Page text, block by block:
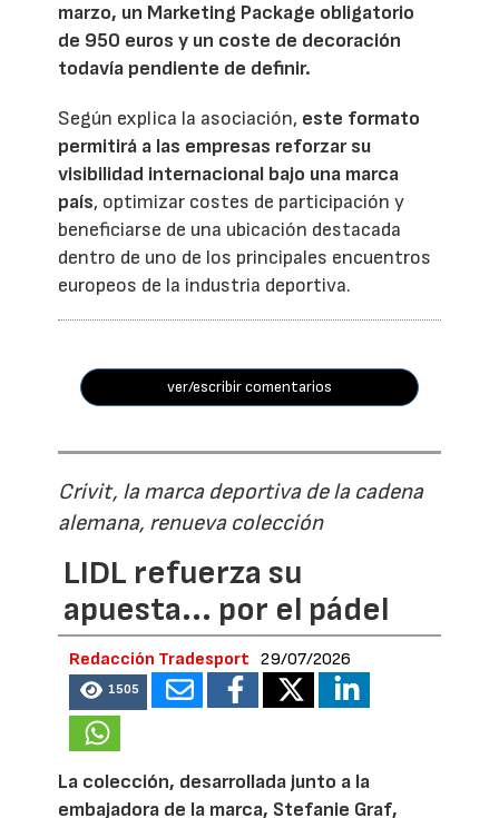
marzo, un Marketing Package obligatorio
de 950 euros y un coste de decoración
todavía pendiente de definir.
Según explica la asociación, este formato
permitirá a las empresas reforzar su
visibilidad internacional bajo una marca
país, optimizar costes de participación y
beneficiarse de una ubicación destacada
dentro de uno de los principales encuentros
europeos de la industria deportiva.
ver/escribir comentarios
Crivit, la marca deportiva de la cadena
alemana, renueva colección
LIDL refuerza su
apuesta... por el pádel
Redacción Tradesport 29/07/2026
1505
La colección, desarrollada junto a la
embajadora de la marca, Stefanie Graf,